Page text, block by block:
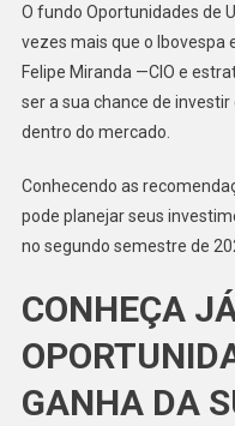
O fundo Oportunidades de
vezes mais que o Ibovespa
Felipe Miranda —CIO e
ser a sua chance de
dentro do mercado.
Conhecendo as
pode planejar seus
no segundo semestre de
CONHEÇA
GANHA DA